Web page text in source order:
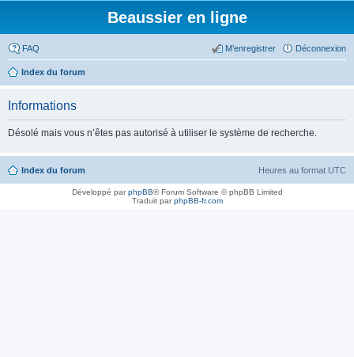
Beaussier en ligne
FAQ Déconnexion
M’enregistrer
Index du forum
Informations
Désolé mais vous n’êtes pas autorisé à utiliser le système de recherche.
Index du forum Heures au format UTC
Développé parphpBB® Forum Software © phpBB Limited
Traduit parphpBB-fr.com